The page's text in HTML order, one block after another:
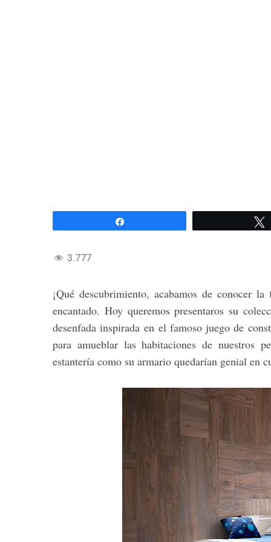
3.777
¡Qué descubrimiento, acabamos de conocer
encantado. Hoy queremos presentaros su
desenfada inspirada en el famoso juego de
para amueblar las habitaciones de nuestros
estantería como su armario quedarían genial en